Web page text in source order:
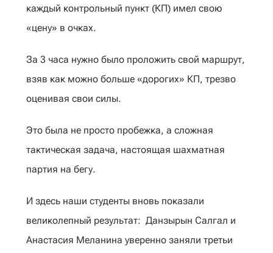
каждый контрольный пункт (КП) имел свою
«цену» в очках.
‎За 3 часа нужно было проложить свой маршрут,
взяв как можно больше «дорогих» КП, трезво
оценивая свои силы.
Это была не просто пробежка, а сложная
тактическая задача, настоящая шахматная
партия на бегу.
‎И здесь наши студенты вновь показали
великолепный результат: Данзырын Салгал и
Анастасия Меланина уверенно заняли третьи